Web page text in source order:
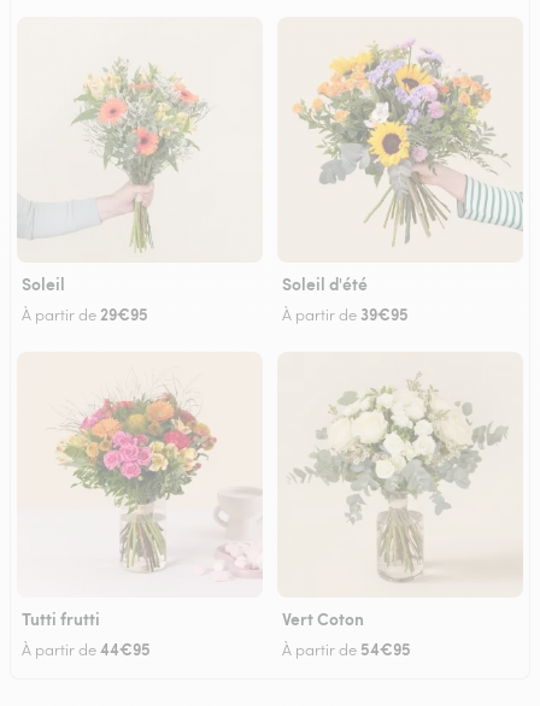
Soleil
À partir de29€95
Soleil d'été
À partir de 39€95
Tutti frutti
À partir de44€95
Vert Coton
À partir de 54€95